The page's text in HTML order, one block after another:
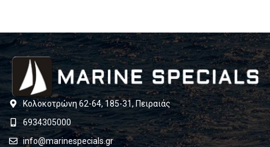
Κολοκοτρώνη 62-64, 185-31, Πειραιάς
6934305000
info@marinespecials.gr